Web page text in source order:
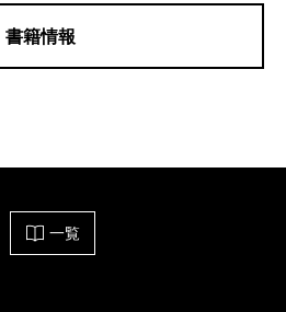
書籍情報
一覧